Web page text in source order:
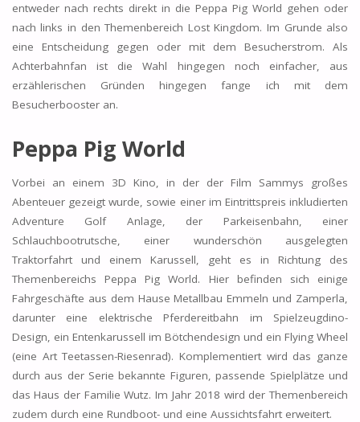
entweder nach rechts direkt in die Peppa Pig World gehen oder
nach links in den Themenbereich Lost Kingdom. Im Grunde also
eine Entscheidung gegen oder mit dem Besucherstrom. Als
Achterbahnfan ist die Wahl hingegen noch einfacher, aus
erzählerischen Gründen hingegen fange ich mit dem
Besucherbooster an.
Peppa Pig World
Vorbei an einem 3D Kino, in der der Film Sammys großes
Abenteuer gezeigt wurde, sowie einer im Eintrittspreis inkludierten
Adventure Golf Anlage, der Parkeisenbahn, einer
Schlauchbootrutsche, einer wunderschön ausgelegten
Traktorfahrt und einem Karussell, geht es in Richtung des
Themenbereichs Peppa Pig World. Hier befinden sich einige
Fahrgeschäfte aus dem Hause Metallbau Emmeln und Zamperla,
darunter eine elektrische Pferdereitbahn im Spielzeugdino-
Design, ein Entenkarussell im Bötchendesign und ein Flying Wheel
(eine Art Teetassen-Riesenrad). Komplementiert wird das ganze
durch aus der Serie bekannte Figuren, passende Spielplätze und
das Haus der Familie Wutz. Im Jahr 2018 wird der Themenbereich
zudem durch eine Rundboot- und eine Aussichtsfahrt erweitert.